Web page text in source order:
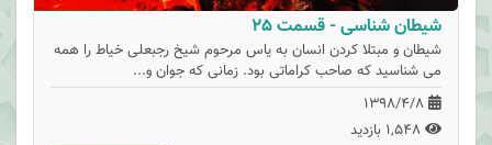
شیطان شناسی - قسمت 25
شیطان و مبتلا کردن انسان به یاس مرحوم شیخ رجبعلی خیاط را همه
می شناسید که صاحب کراماتی بود. زمانی که جوان و...